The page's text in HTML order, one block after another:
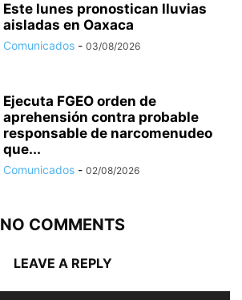
Este lunes pronostican lluvias
aisladas en Oaxaca
Comunicados - 03/08/2026
Ejecuta FGEO orden de
aprehensión contra probable
responsable de narcomenudeo
que...
Comunicados - 02/08/2026
NO COMMENTS
LEAVE A REPLY